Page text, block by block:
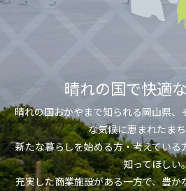
晴れの国で快適
晴れの国おかやまで知られる岡山県、
な気候に恵まれたまち
新たな暮らしを始める方・考えている
知ってほしい
充実した商業施設がある一方で、豊か